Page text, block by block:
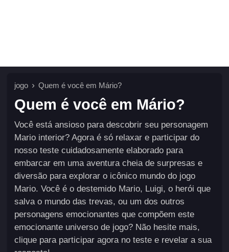
jogo Quem é você em Mário?
Quem é você em Mário?
Você está ansioso para descobrir seu personagem
Mario interior? Agora é só relaxar e participar do
nosso teste cuidadosamente elaborado para
embarcar em uma aventura cheia de surpresas e
diversão para explorar o icônico mundo do jogo
Mario. Você é o destemido Mario, Luigi, o herói que
salva o mundo das trevas, ou um dos outros
personagens emocionantes que compõem este
emocionante universo de jogo? Não hesite mais,
clique para participar agora no teste e revelar a sua